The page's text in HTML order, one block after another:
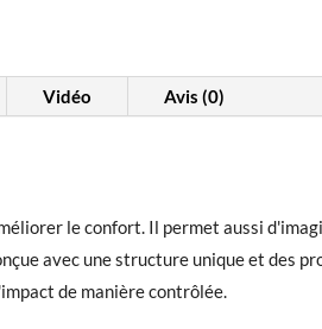
Vidéo Avis (0)
le confort. Il permet aussi
avec une structure unique et des
de manière contrôlée.